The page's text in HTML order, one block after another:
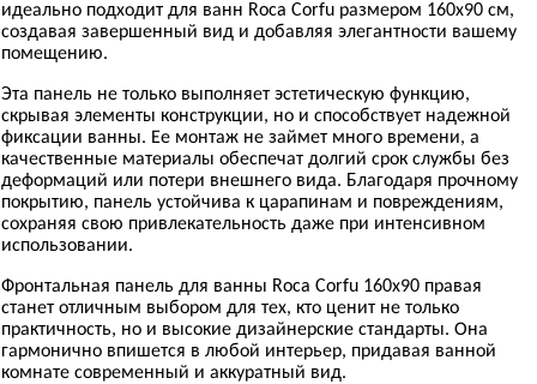
идеально подходит для ванн Roca Corfu размером 160х90 см,
создавая завершенный вид и добавляя элегантности вашему
помещению.
Эта панель не только выполняет эстетическую функцию,
скрывая элементы конструкции, но и способствует надежной
фиксации ванны. Ее монтаж не займет много времени, а
качественные материалы обеспечат долгий срок службы без
деформаций или потери внешнего вида. Благодаря прочному
покрытию, панель устойчива к царапинам и повреждениям,
сохраняя свою привлекательность даже при интенсивном
использовании.
Фронтальная панель для ванны Roca Corfu 160х90 правая
станет отличным выбором для тех, кто ценит не только
практичность, но и высокие дизайнерские стандарты. Она
гармонично впишется в любой интерьер, придавая ванной
комнате современный и аккуратный вид.